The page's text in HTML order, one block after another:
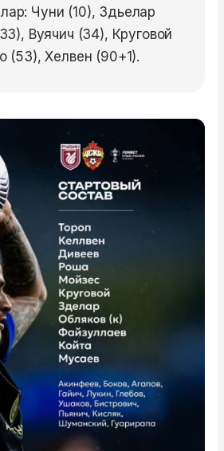
Чуни (10), Здьелар
Вуячич (34), Круговой
(53), Хелвен (90+1).